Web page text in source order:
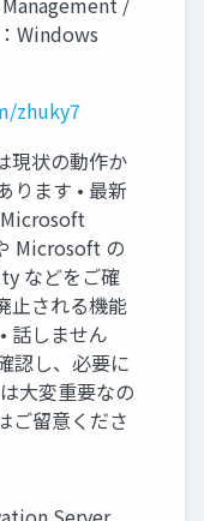
Windows
zhuky7
現状の動作か
ります • 最新
Microsoft の
などをご確
止される機能
話しません
認し、必要に
大変重要なの
ご留意くださ